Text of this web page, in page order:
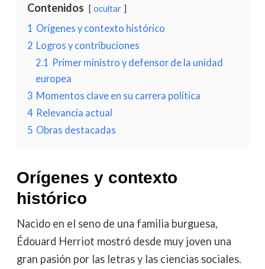
Contenidos ocultar
1 Orígenes y contexto histórico
2 Logros y contribuciones
2.1 Primer ministro y defensor de la unidad
europea
3 Momentos clave en su carrera política
4 Relevancia actual
5 Obras destacadas
Orígenes y contexto
histórico
Nacido en el seno de una familia burguesa,
Édouard Herriot mostró desde muy joven una
gran pasión por las letras y las ciencias sociales.